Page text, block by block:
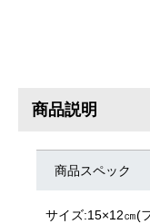
商品説明
商品スペック
サイズ:15×12㎝(